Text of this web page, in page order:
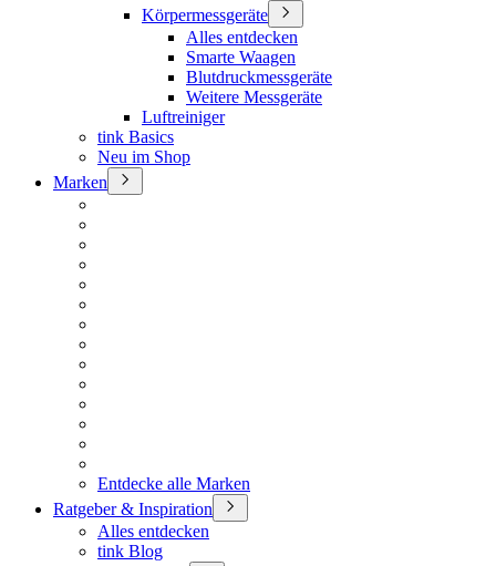
Körpermessgeräte
Alles entdecken
Smarte Waagen
Blutdruckmessgeräte
Weitere Messgeräte
Luftreiniger
tink Basics
Neu im Shop
Marken
Entdecke alle Marken
Ratgeber & Inspiration
Alles entdecken
tink Blog